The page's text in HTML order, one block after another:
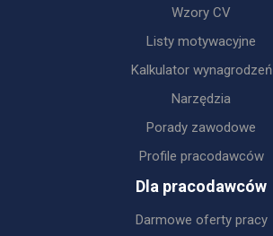
Wzory CV
Listy motywacyjne
Kalkulator wynagrodzeń
Narzędzia
Porady zawodowe
Profile pracodawców
Dla pracodawców
Darmowe oferty pracy